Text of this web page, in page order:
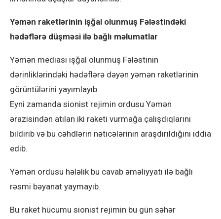
Yəmən raketlərinin işğal olunmuş Fələstindəki
hədəflərə düşməsi ilə bağlı məlumatlar
Yəmən mediası işğal olunmuş Fələstinin
dərinliklərindəki hədəflərə dəyən yəmən raketlərinin
görüntülərini yayımlayıb.
Eyni zamanda sionist rejimin ordusu Yəmən
ərazisindən atılan iki raketi vurmağa çalışdıqlarını
bildirib və bu cəhdlərin nəticələrinin araşdırıldığını iddia
edib.
Yəmən ordusu hələlik bu cavab əməliyyatı ilə bağlı
rəsmi bəyanat yaymayıb.
Bu raket hücumu sionist rejimin bu gün səhər